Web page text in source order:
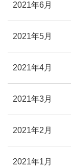
2021年6月
2021年5月
2021年4月
2021年3月
2021年2月
2021年1月